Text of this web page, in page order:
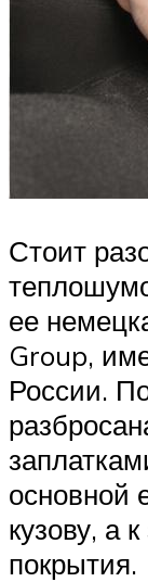
Стоит
ее
Group,
России.
основной
кузову, а
покрытия.